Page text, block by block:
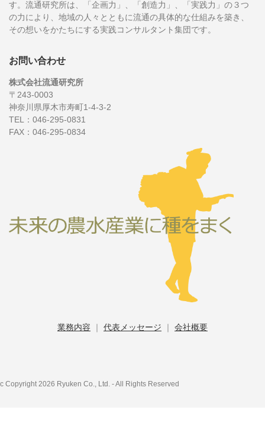
す。流通研究所は、「企画力」、「創造力」、「実践力」の３つ
の力により、地域の人々とともに流通の具体的な仕組みを築き、
その想いをかたちにする実践コンサルタント集団です。
お問い合わせ
株式会社流通研究所
〒243-0003
神奈川県厚木市寿町1-4-3-2
TEL：046-295-0831
FAX：046-295-0834
業務内容 ｜ 代表メッセージ ｜ 会社概要
c Copyright 2026 Ryuken Co., Ltd. - All Rights Reserved